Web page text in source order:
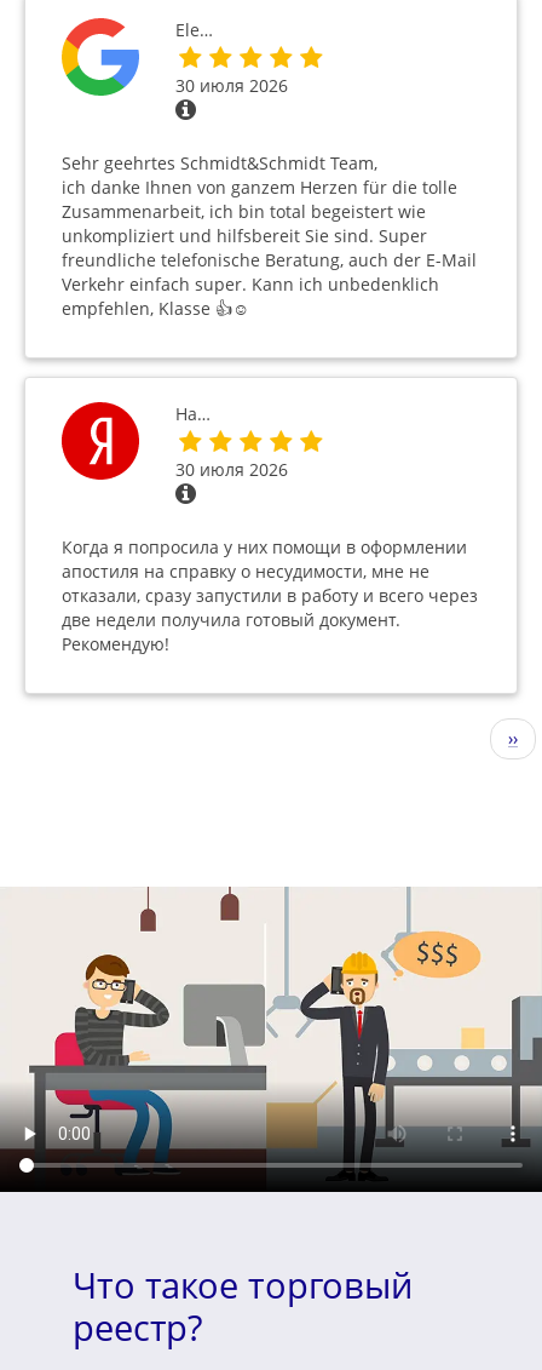
Ele…
30 июля 2026
Sehr geehrtes Schmidt&Schmidt Team,
ich danke Ihnen von ganzem Herzen für die tolle
Zusammenarbeit, ich bin total begeistert wie
unkompliziert und hilfsbereit Sie sind. Super
freundliche telefonische Beratung, auch der E-Mail
Verkehr einfach super. Kann ich unbedenklich
empfehlen, Klasse 👍☺️
На…
30 июля 2026
Когда я попросила у них помощи в оформлении
апостиля на справку о несудимости, мне не
отказали, сразу запустили в работу и всего через
две недели получила готовый документ.
Рекомендую!
››
Что такое торговый
реестр?